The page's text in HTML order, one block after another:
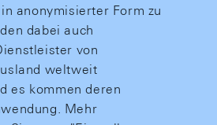
anonymisierter Form zu
dabei auch
von
weltweit
es kommen deren
Mehr